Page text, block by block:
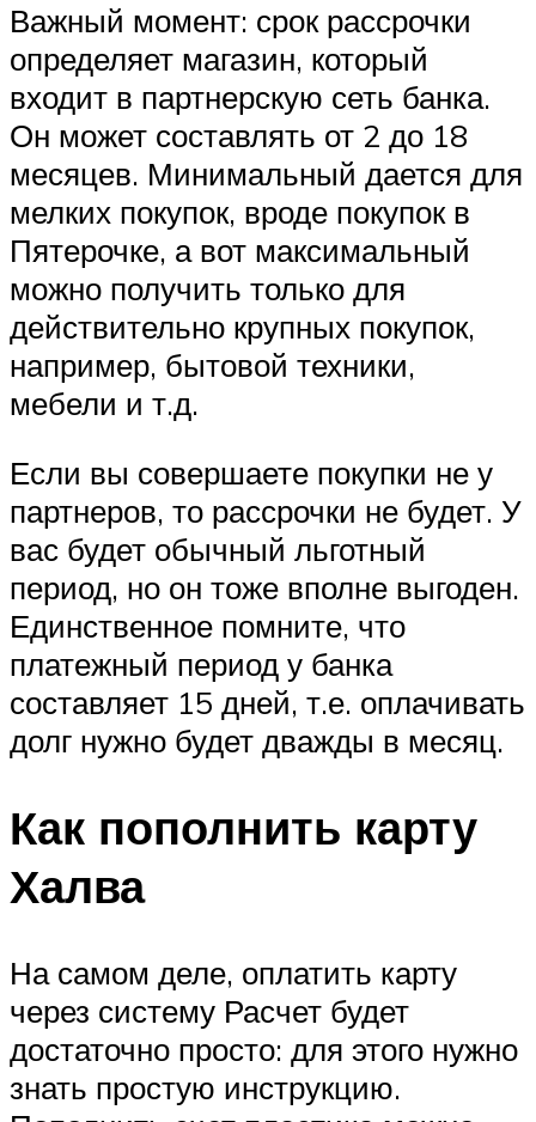
Важный момент: срок рассрочки
определяет магазин, который
входит в партнерскую сеть банка.
Он может составлять от 2 до 18
месяцев. Минимальный дается для
мелких покупок, вроде покупок в
Пятерочке, а вот максимальный
можно получить только для
действительно крупных покупок,
например, бытовой техники,
мебели и т.д.
Если вы совершаете покупки не у
партнеров, то рассрочки не будет. У
вас будет обычный льготный
период, но он тоже вполне выгоден.
Единственное помните, что
платежный период у банка
составляет 15 дней, т.е. оплачивать
долг нужно будет дважды в месяц.
Как пополнить карту
Халва
На самом деле, оплатить карту
через систему Расчет будет
достаточно просто: для этого нужно
знать простую инструкцию.